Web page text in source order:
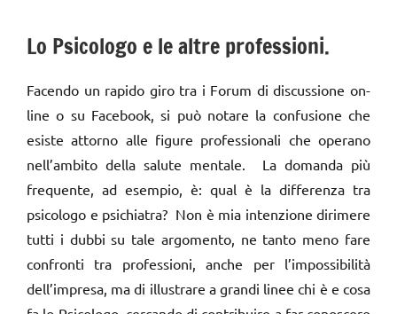
Lo Psicologo e le altre professioni.
Facendo un rapido giro tra i Forum di discussione on-
line o su Facebook, si può notare la confusione che
esiste attorno alle figure professionali che operano
nell’ambito della salute mentale. La domanda più
frequente, ad esempio, è: qual è la differenza tra
psicologo e psichiatra? Non è mia intenzione dirimere
tutti i dubbi su tale argomento, ne tanto meno fare
confronti tra professioni, anche per l’impossibilità
dell’impresa, ma di illustrare a grandi linee chi è e cosa